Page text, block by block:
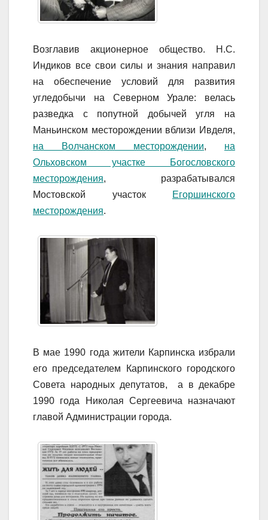
Возглавив акционерное общество. Н.С.
Индиков все свои силы и знания направил
на обеспечение условий для развития
угледобычи на Северном Урале: велась
разведка с попутной добычей угля на
Маньинском месторождении вблизи Ивделя,
на Волчанском месторождении, на
Ольховском участке Богословского
месторождения, разрабатывался
Мостовской участок
Егоршинского
месторождения.
В мае 1990 года жители Карпинска избрали
его председателем Карпинского городского
Совета народных депутатов, а в декабре
1990 года Николая Сергеевича назначают
главой Администрации города.